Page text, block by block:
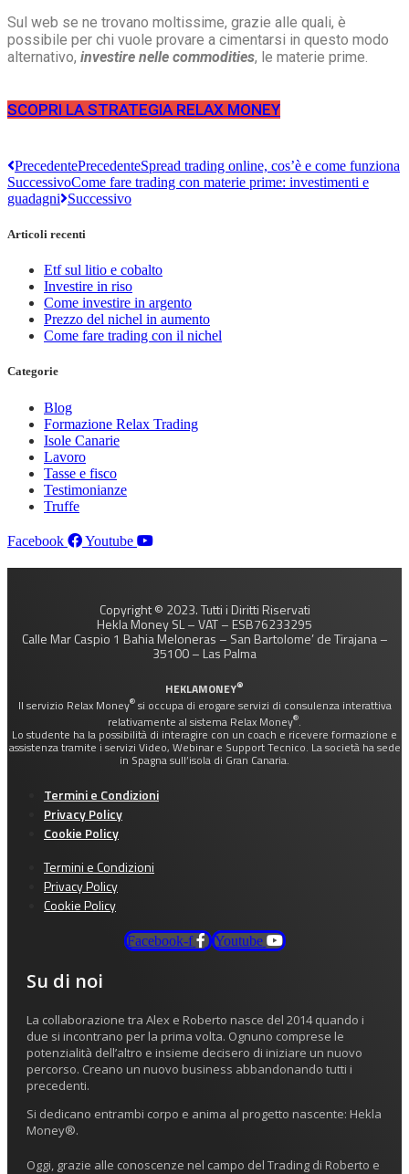
Sul web se ne trovano moltissime, grazie alle quali, è
possibile per chi vuole provare a cimentarsi in questo modo
alternativo, investire nelle commodities, le materie prime.
SCOPRI LA STRATEGIA RELAX MONEY
PrecedentePrecedenteSpread trading online, cos’è e come funziona
SuccessivoCome fare trading con materie prime: investimenti e
guadagni Successivo
Articoli recenti
Etf sul litio e cobalto
Investire in riso
Come investire in argento
Prezzo del nichel in aumento
Come fare trading con il nichel
Categorie
Blog
Formazione Relax Trading
Isole Canarie
Lavoro
Tasse e fisco
Testimonianze
Truffe
Facebook Youtube
Copyright © 2023. Tutti i Diritti Riservati
Hekla Money SL – VAT – ESB76233295
Calle Mar Caspio 1 Bahia Meloneras – San Bartolome’ de Tirajana –
35100 – Las Palma
HEKLAMONEY®
Il servizio Relax Money®si occupa di erogare servizi di consulenza interattiva
relativamente al sistema Relax Money®.
Lo studente ha la possibilità di interagire con un coach e ricevere formazione e
assistenza tramite i servizi Video, Webinar e Support Tecnico. La società ha sede
in Spagna sull’isola di Gran Canaria.
Termini e Condizioni
Privacy Policy
Cookie Policy
Termini e Condizioni
Privacy Policy
Cookie Policy
Facebook-f Youtube
Su di noi
La collaborazione tra Alex e Roberto nasce del 2014 quando i
due si incontrano per la prima volta. Ognuno comprese le
potenzialità dell’altro e insieme decisero di iniziare un nuovo
percorso. Creano un nuovo business abbandonando tutti i
precedenti.
Si dedicano entrambi corpo e anima al progetto nascente: Hekla
Money®.
Oggi, grazie alle conoscenze nel campo del Trading di Roberto e